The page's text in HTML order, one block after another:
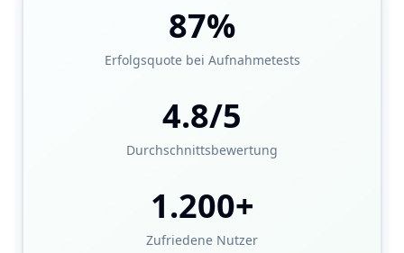
87%
Erfolgsquote bei Aufnahmetests
4.8/5
Durchschnittsbewertung
1.200+
Zufriedene Nutzer